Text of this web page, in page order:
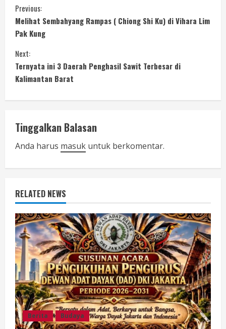
C
o
n
t
i
n
u
e
a
d
i
n
g
Previous:
Melihat Sembahyang Rampas ( Chiong Shi Ku) di Vihara Lim
Pak Kung
Next:
Ternyata ini 3 Daerah Penghasil Sawit Terbesar di
Kalimantan Barat
Tinggalkan Balasan
Anda harus masuk untuk berkomentar.
RELATED NEWS
Berita Budaya